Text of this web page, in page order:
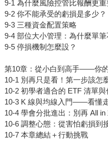
9-1 為什麼風險控管比報酬更重
9-2 你不能承受的虧損是多少？
9-3 三種資金配置策略
9-4 部位大小管理：為什麼單筆
9-5 停損機制怎麼設？
第10章：從小白到高手——你
10-1 別再只是看！第一步該怎
10-2 初學者適合的 ETF 清單與
10-3 K 線與均線入門——看懂
10-4 學會分批進出：別再 All in
10-6 調整心態：從害怕虧損到
10-7 本章總結＋行動挑戰